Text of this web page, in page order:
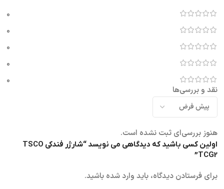
0
0
0
0
0
نقد و بررسی‌ها
هنوز بررسی‌ای ثبت نشده است.
اولین کسی باشید که دیدگاهی می نویسد “شارژر فندکی TSCO
TCG2”
برای فرستادن دیدگاه، باید وارد شده باشید.